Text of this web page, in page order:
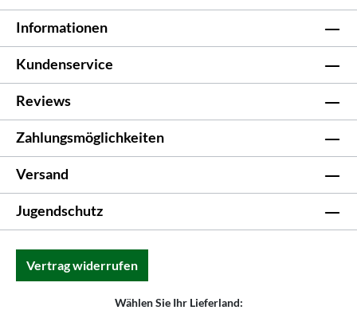
Informationen
Kundenservice
Reviews
Zahlungsmöglichkeiten
Versand
Jugendschutz
Vertrag widerrufen
Wählen Sie Ihr Lieferland: